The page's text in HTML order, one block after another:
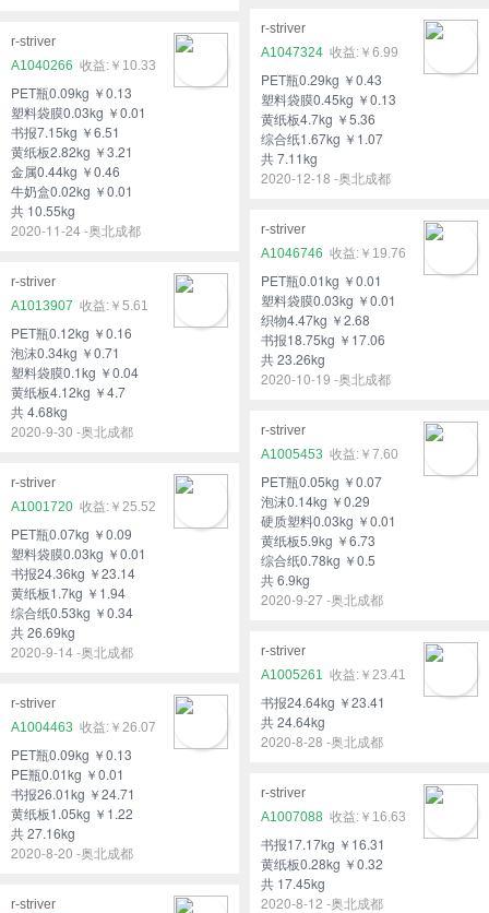
r-striver
A1047324
￥6.99
PET瓶0.29kg ￥0.43
塑料袋膜0.45kg ￥0.13
黄纸板4.7kg ￥5.36
综合纸1.67kg ￥1.07
共 7.11kg
2020-12-18 -奥北成都
r-striver
A1040266
￥10.33
PET瓶0.09kg ￥0.13
塑料袋膜0.03kg ￥0.01
书报7.15kg ￥6.51
黄纸板2.82kg ￥3.21
金属0.44kg ￥0.46
牛奶盒0.02kg ￥0.01
共 10.55kg
2020-11-24 -奥北成都
r-striver
A1046746
￥19.76
PET瓶0.01kg ￥0.01
塑料袋膜0.03kg ￥0.01
织物4.47kg ￥2.68
书报18.75kg ￥17.06
共 23.26kg
2020-10-19 -奥北成都
r-striver
A1013907
￥5.61
PET瓶0.12kg ￥0.16
泡沫0.34kg ￥0.71
塑料袋膜0.1kg ￥0.04
黄纸板4.12kg ￥4.7
共 4.68kg
2020-9-30 -奥北成都
r-striver
A1005453
￥7.60
PET瓶0.05kg ￥0.07
泡沫0.14kg ￥0.29
硬质塑料0.03kg ￥0.01
黄纸板5.9kg ￥6.73
综合纸0.78kg ￥0.5
共 6.9kg
2020-9-27 -奥北成都
r-striver
A1001720
￥25.52
PET瓶0.07kg ￥0.09
塑料袋膜0.03kg ￥0.01
书报24.36kg ￥23.14
黄纸板1.7kg ￥1.94
综合纸0.53kg ￥0.34
共 26.69kg
2020-9-14 -奥北成都
r-striver
A1005261
￥23.41
书报24.64kg ￥23.41
共 24.64kg
2020-8-28 -奥北成都
r-striver
A1004463
￥26.07
PET瓶0.09kg ￥0.13
PE瓶0.01kg ￥0.01
书报26.01kg ￥24.71
黄纸板1.05kg ￥1.22
共 27.16kg
2020-8-20 -奥北成都
r-striver
A1007088
￥16.63
书报17.17kg ￥16.31
黄纸板0.28kg ￥0.32
共 17.45kg
2020-8-12 -奥北成都
r-striver